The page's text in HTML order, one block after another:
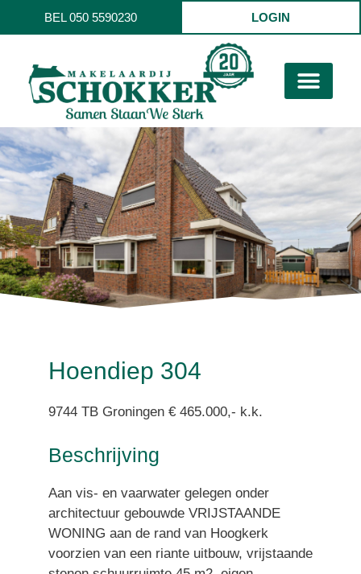
BEL 050 5590230 LOGIN
304
Hoendiep 304
9744 TB Groningen € 465.000,- k.k.
Beschrijving
Aan vis- en vaarwater gelegen onder
architectuur gebouwde VRIJSTAANDE
WONING aan de rand van Hoogkerk
voorzien van een riante uitbouw, vrijstaande